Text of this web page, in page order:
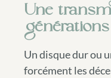
Une
Un disque dur ou
forcément les